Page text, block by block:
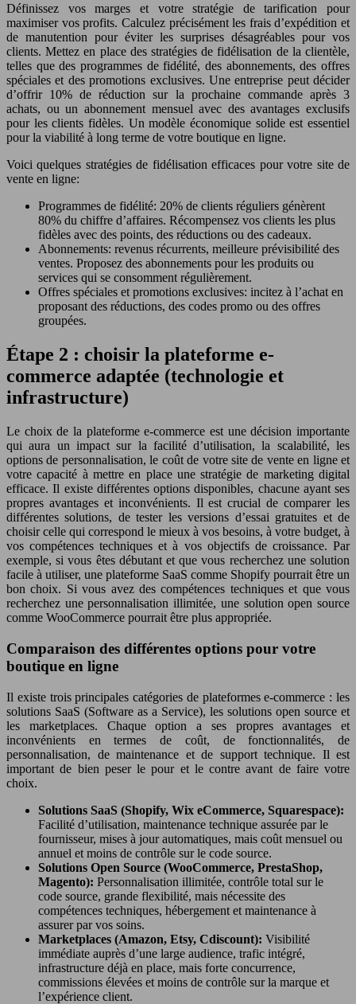
Définissez vos marges et votre stratégie de tarification pour
maximiser vos profits. Calculez précisément les frais d’expédition et
de manutention pour éviter les surprises désagréables pour vos
clients. Mettez en place des stratégies de fidélisation de la clientèle,
telles que des programmes de fidélité, des abonnements, des offres
spéciales et des promotions exclusives. Une entreprise peut décider
d’offrir 10% de réduction sur la prochaine commande après 3
achats, ou un abonnement mensuel avec des avantages exclusifs
pour les clients fidèles. Un modèle économique solide est essentiel
pour la viabilité à long terme de votre boutique en ligne.
Voici quelques stratégies de fidélisation efficaces pour votre site de
vente en ligne:
Programmes de fidélité: 20% de clients réguliers génèrent
80% du chiffre d’affaires. Récompensez vos clients les plus
fidèles avec des points, des réductions ou des cadeaux.
Abonnements: revenus récurrents, meilleure prévisibilité des
ventes. Proposez des abonnements pour les produits ou
services qui se consomment régulièrement.
Offres spéciales et promotions exclusives: incitez à l’achat en
proposant des réductions, des codes promo ou des offres
groupées.
Étape 2 : choisir la plateforme e-
commerce adaptée (technologie et
infrastructure)
Le choix de la plateforme e-commerce est une décision importante
qui aura un impact sur la facilité d’utilisation, la scalabilité, les
options de personnalisation, le coût de votre site de vente en ligne et
votre capacité à mettre en place une stratégie de marketing digital
efficace. Il existe différentes options disponibles, chacune ayant ses
propres avantages et inconvénients. Il est crucial de comparer les
différentes solutions, de tester les versions d’essai gratuites et de
choisir celle qui correspond le mieux à vos besoins, à votre budget, à
vos compétences techniques et à vos objectifs de croissance. Par
exemple, si vous êtes débutant et que vous recherchez une solution
facile à utiliser, une plateforme SaaS comme Shopify pourrait être un
bon choix. Si vous avez des compétences techniques et que vous
recherchez une personnalisation illimitée, une solution open source
comme WooCommerce pourrait être plus appropriée.
Comparaison des différentes options pour votre
boutique en ligne
Il existe trois principales catégories de plateformes e-commerce : les
solutions SaaS (Software as a Service), les solutions open source et
les marketplaces. Chaque option a ses propres avantages et
inconvénients en termes de coût, de fonctionnalités, de
personnalisation, de maintenance et de support technique. Il est
important de bien peser le pour et le contre avant de faire votre
choix.
Solutions SaaS (Shopify, Wix eCommerce, Squarespace):
Facilité d’utilisation, maintenance technique assurée par le
fournisseur, mises à jour automatiques, mais coût mensuel ou
annuel et moins de contrôle sur le code source.
Solutions Open Source (WooCommerce, PrestaShop,
Magento): Personnalisation illimitée, contrôle total sur le
code source, grande flexibilité, mais nécessite des
compétences techniques, hébergement et maintenance à
assurer par vos soins.
Marketplaces (Amazon, Etsy, Cdiscount): Visibilité
immédiate auprès d’une large audience, trafic intégré,
infrastructure déjà en place, mais forte concurrence,
commissions élevées et moins de contrôle sur la marque et
l’expérience client.